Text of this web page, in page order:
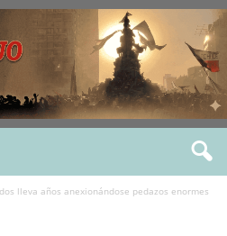
lleva años anexionándose pedazos enormes